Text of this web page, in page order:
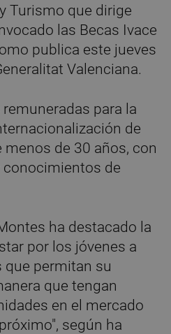
Turismo que dirige
las Becas Ivace
publica este jueves
Valenciana.
para la
de
de 30 años, con
de
ha destacado la
por los jóvenes a
que permitan su
que tengan
en el mercado
según ha